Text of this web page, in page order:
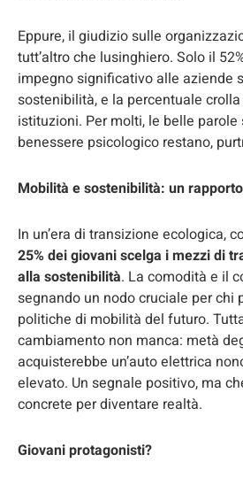
Eppure, il giudizio sulle
tutt’altro che lusinghiero. Solo il
impegno significativo alle aziende
sostenibilità, e la percentuale crolla
istituzioni. Per molti, le belle
benessere psicologico restano,
Mobilità e sostenibilità: un
In un’era di transizione ecologica,
25% dei giovani scelga i mezzi di
alla sostenibilità. La comodità e il
segnando un nodo cruciale per chi
politiche di mobilità del futuro.
cambiamento non manca: metà
acquisterebbe un’auto elettrica
elevato. Un segnale positivo, ma
concrete per diventare realtà.
Giovani protagonisti?